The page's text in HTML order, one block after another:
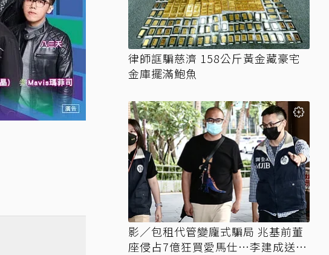
律師誆騙慈濟 158公斤黃金藏豪宅
金庫擺滿鮑魚
影／包租代管變龐式騙局 兆基前董
座侵占7億狂買愛馬仕…李建成送北